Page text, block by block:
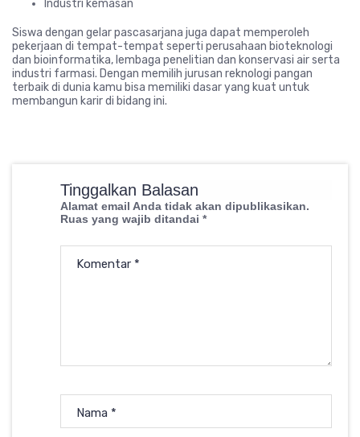
Industri kemasan
Siswa dengan gelar pascasarjana juga dapat memperoleh
pekerjaan di tempat-tempat seperti perusahaan bioteknologi
dan bioinformatika, lembaga penelitian dan konservasi air serta
industri farmasi. Dengan memilih jurusan reknologi pangan
terbaik di dunia kamu bisa memiliki dasar yang kuat untuk
membangun karir di bidang ini.
Tinggalkan Balasan
Alamat email Anda tidak akan dipublikasikan.
Ruas yang wajib ditandai *
Komentar *
Nama *